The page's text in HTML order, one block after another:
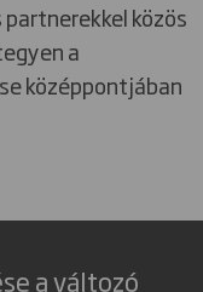
közös
a
középpontjában
a változó